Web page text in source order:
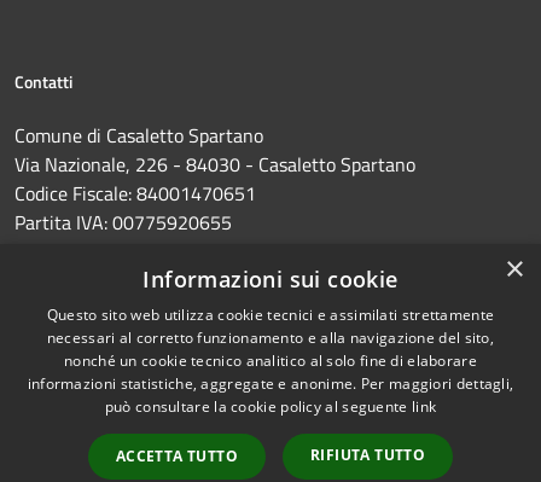
Contatti
Comune di Casaletto Spartano
Via Nazionale, 226 - 84030 - Casaletto Spartano
Codice Fiscale: 84001470651
Partita IVA: 00775920655
Centralino Unico: 0973374285
RSS
Accessibilità
Copyright © 2026 • Comune di
byMunicipium
Accesso
×
Informazioni sui cookie
Questo sito web utilizza cookie tecnici e assimilati strettamente
necessari al corretto funzionamento e alla navigazione del sito,
nonché un cookie tecnico analitico al solo fine di elaborare
informazioni statistiche, aggregate e anonime. Per maggiori dettagli,
può consultare la cookie policy al seguente link
ACCETTA TUTTO RIFIUTA TUTTO